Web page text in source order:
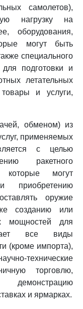
самолетов),
нагрузку на
оборудования,
могут быть
специального
для подготовки и
летательных
и услуги,
обменом) из
применяемых
с целью
ракетного
которые могут
приобретению
оружие
созданию или
мощностей для
все виды
(кроме импорта),
технические
торговлю,
демонстрацию
и ярмарках.